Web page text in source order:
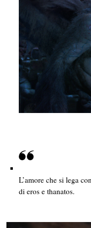
L’amore che si lega
di eros e thanatos.